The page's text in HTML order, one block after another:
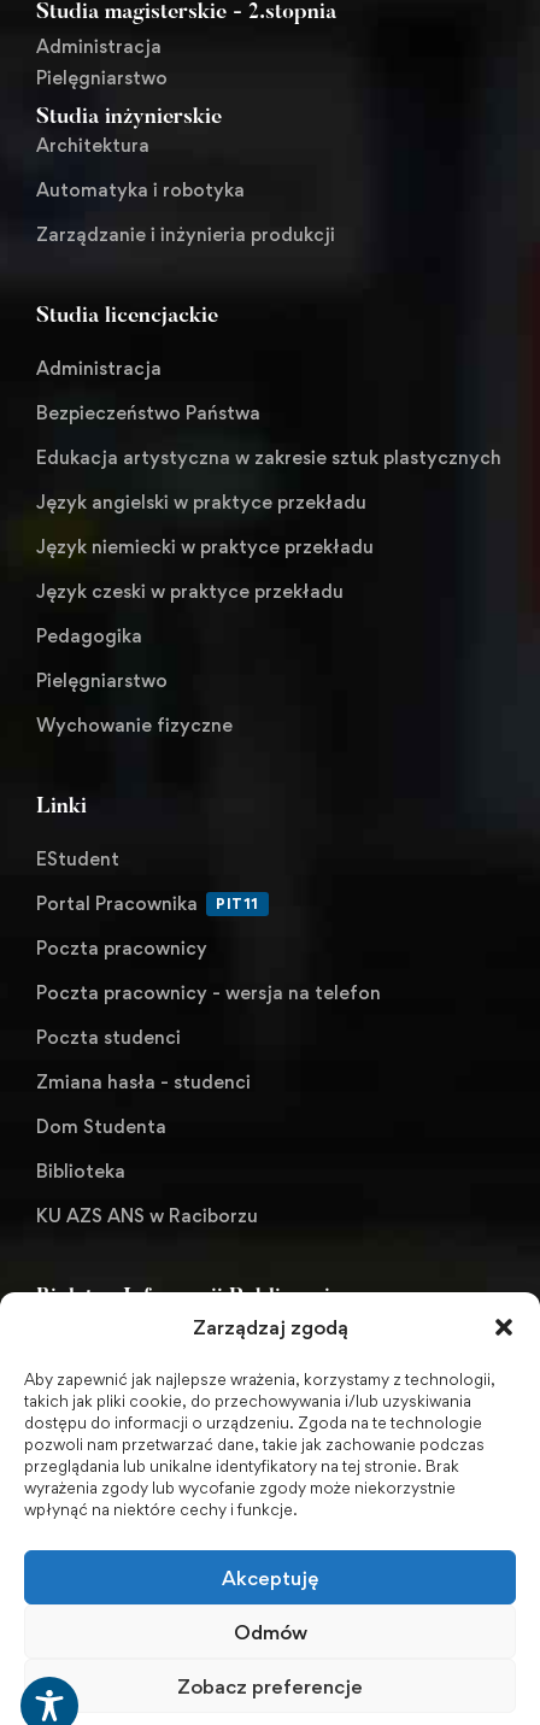
Zarządzaj zgodą
Aby zapewnić jak najlepsze wrażenia, korzystamy z technologii,
takich jak pliki cookie, do przechowywania i/lub uzyskiwania
dostępu do informacji o urządzeniu. Zgoda na te technologie
pozwoli nam przetwarzać dane, takie jak zachowanie podczas
przeglądania lub unikalne identyfikatory na tej stronie. Brak
wyrażenia zgody lub wycofanie zgody może niekorzystnie
wpłynąć na niektóre cechy i funkcje.
Akceptuję
Odmów
Zobacz preferencje
Studia magisterskie - 2.stopnia
Administracja
Pielęgniarstwo
Studia inżynierskie
Architektura
Automatyka i robotyka
Zarządzanie i inżynieria produkcji
Studia licencjackie
Administracja
Bezpieczeństwo Państwa
Edukacja artystyczna w zakresie sztuk plastycznych
Język angielski w praktyce przekładu
Język niemiecki w praktyce przekładu
Język czeski w praktyce przekładu
Pedagogika
Pielęgniarstwo
Wychowanie fizyczne
Linki
EStudent
Portal Pracownika
PIT11
Poczta pracownicy
Poczta pracownicy - wersja na telefon
Poczta studenci
Zmiana hasła - studenci
Dom Studenta
Biblioteka
KU AZS ANS w Raciborzu
Biuletyn Informacji Publicznej
BIP - Biuletyn Informacji Publicznej PWSZ -
archiwum
Social Media
© 2001-2026 Akademia Nauk Stosowanych w Raciborzu